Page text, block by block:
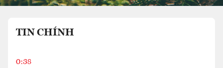
TIN CHÍNH
0:38